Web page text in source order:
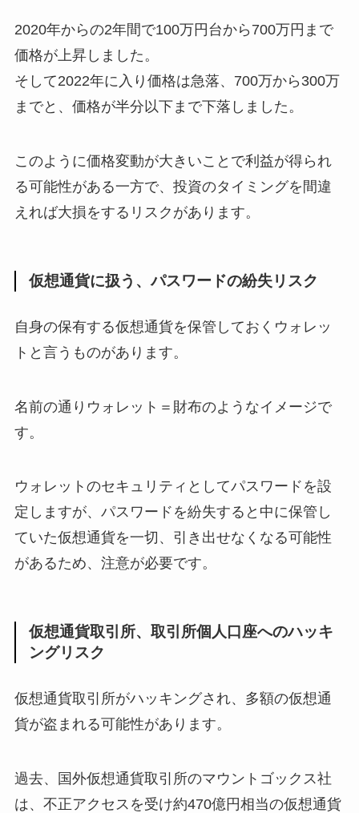
2020年からの2年間で100万円台から700万円まで
価格が上昇しました。
そして2022年に入り価格は急落、700万から300万
までと、価格が半分以下まで下落しました。
このように価格変動が大きいことで利益が得られ
る可能性がある一方で、投資のタイミングを間違
えれば大損をするリスクがあります。
仮想通貨に扱う、パスワードの紛失リスク
自身の保有する仮想通貨を保管しておくウォレッ
トと言うものがあります。
名前の通りウォレット＝財布のようなイメージで
す。
ウォレットのセキュリティとしてパスワードを設
定しますが、パスワードを紛失すると中に保管し
ていた仮想通貨を一切、引き出せなくなる可能性
があるため、注意が必要です。
仮想通貨取引所、取引所個人口座へのハッキ
ングリスク
仮想通貨取引所がハッキングされ、多額の仮想通
貨が盗まれる可能性があります。
過去、国外仮想通貨取引所のマウントゴックス社
は、不正アクセスを受け約470億円相当の仮想通貨